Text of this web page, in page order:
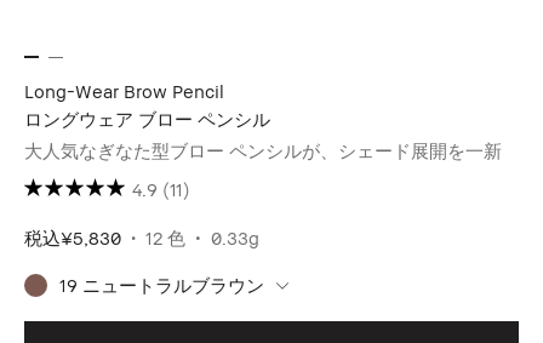
Long-Wear Brow Pencil
ロングウェア ブロー ペンシル
大人気なぎなた型ブロー ペンシルが、シェード展開を一新
4.9 (11)
税込¥5,830 12 色 0.33g
19 ニュートラルブラウン